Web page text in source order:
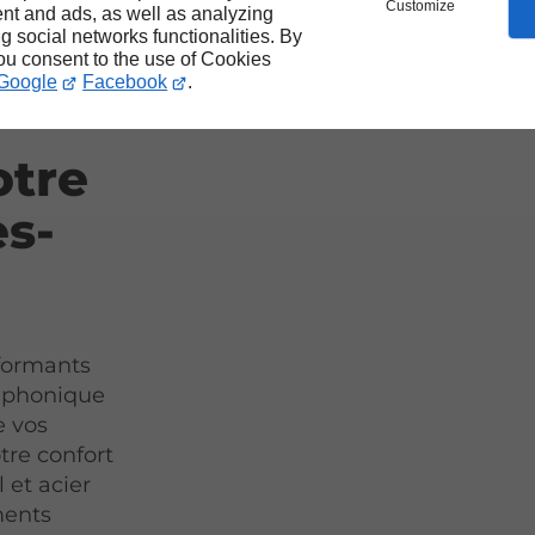
and ads, as well as analyzing
social networks functionalities. By
consent to the use of Cookies
Facebook .
Customize
vos
confort
et acier